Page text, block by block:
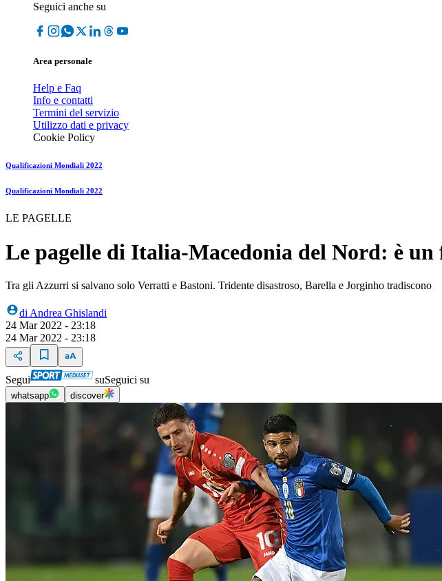
Seguici anche su
Area personale
Help e Faq
Info e contatti
Termini del servizio
Utilizzo dati e privacy
Cookie Policy
Qualificazioni Mondiali 2022
Qualificazioni Mondiali 2022
LE PAGELLE
Le pagelle di Italia-Macedonia del Nord: è
Tra gli Azzurri si salvano solo Verratti e Bastoni. Tridente disastroso, Barella e Jorginho tradiscono
di Andrea Ghislandi
24 Mar 2022 - 23:18
24 Mar 2022 - 23:18
Segui suSeguici su
whatsapp discover